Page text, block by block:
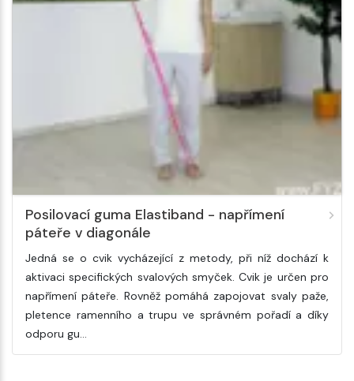
Posilovací guma Elastiband - napřímení
páteře v diagonále
Jedná se o cvik vycházející z metody, při níž dochází k
aktivaci specifických svalových smyček. Cvik je určen pro
napřímení páteře. Rovněž pomáhá zapojovat svaly paže,
pletence ramenního a trupu ve správném pořadí a díky
odporu gu…